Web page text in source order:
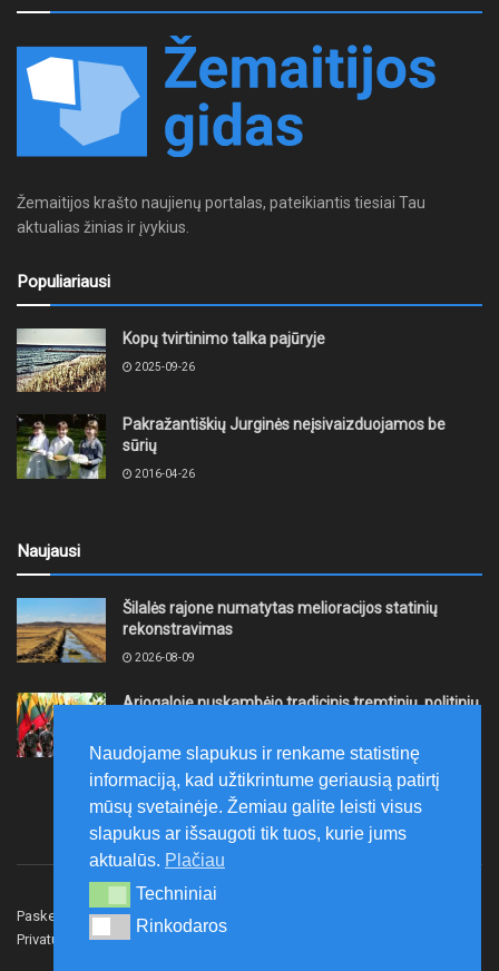
Žemaitijos krašto naujienų portalas, pateikiantis tiesiai Tau
aktualias žinias ir įvykius.
Populiariausi
Kopų tvirtinimo talka pajūryje
2025-09-26
Pakražantiškių Jurginės neįsivaizduojamos be
sūrių
2016-04-26
Naujausi
Šilalės rajone numatytas melioracijos statinių
rekonstravimas
2026-08-09
Ariogaloje nuskambėjo tradicinis tremtinių, politinių
širdy“
2026-08-08
Paskelbk naujieną Rašyti redakcijai
Privatumo politika
Naudojame slapukus ir renkame statistinę
informaciją, kad užtikrintume geriausią patirtį
mūsų svetainėje. Žemiau galite leisti visus
slapukus ar išsaugoti tik tuos, kurie jums
aktualūs. Plačiau
Techniniai
Techniniai
Rinkodaros
Rinkodaros